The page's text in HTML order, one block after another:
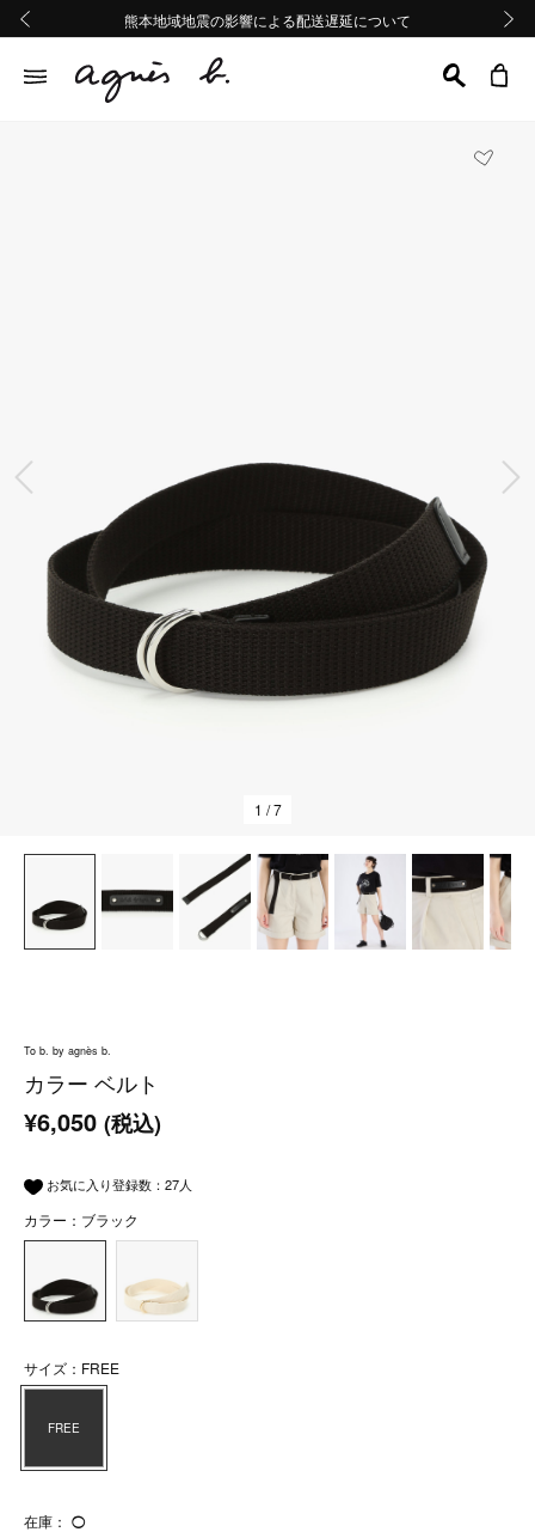
熊本地域地震の影響による配送遅延について
Summer Sale 2buy10%OFF!!
熊本地域地震の影響による配送遅延について
Summer Sale 2buy10%OFF!!
前の画像
1 / 7
To b. by agnès b.
カラー ベルト
¥6,050 (税込)
お気に入り登録数： 27人
カラー：ブラック
サイズ：FREE
FREE
在庫： ◯